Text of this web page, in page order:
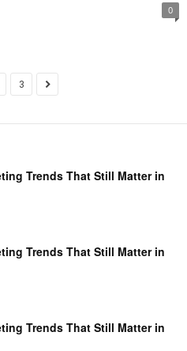
0
3
Trends That Still Matter in
Trends That Still Matter in
Trends That Still Matter in